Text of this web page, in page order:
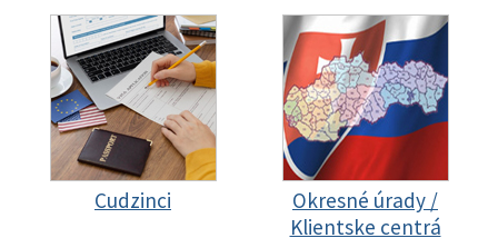
Cudzinci
Okresné úrady /
Klientske centrá